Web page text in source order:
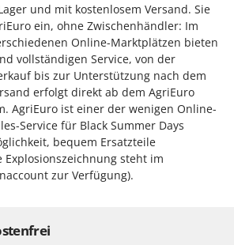
und mit kostenlosem Versand. Sie
ein, ohne Zwischenhändler: Im
Online-Marktplätzen bieten
vollständigen Service, von der
bis zur Unterstützung nach dem
erfolgt direkt ab dem AgriEuro
AgriEuro ist einer der wenigen Online-
Service für Black Summer Days
bequem Ersatzteile
Explosionszeichnung steht im
zur Verfügung).